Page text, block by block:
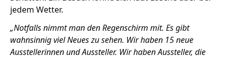
jedem Wetter.
„Notfalls nimmt man den Regenschirm mit. Es gibt
wahnsinnig viel Neues zu sehen. Wir haben 15 neue
Ausstellerinnen und Aussteller. Wir haben Aussteller, die